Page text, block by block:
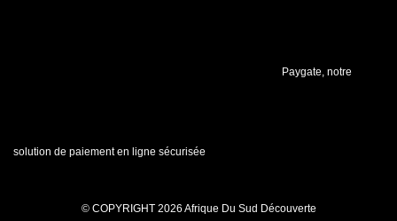
Paygate, notre
solution de paiement en ligne sécurisée
© COPYRIGHT 2026 Afrique Du Sud Découverte